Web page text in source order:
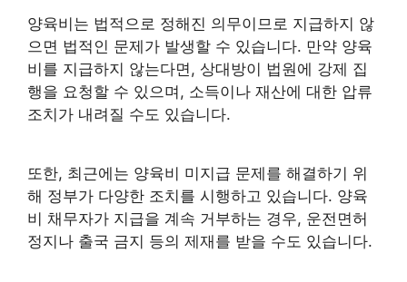
양육비는 법적으로 정해진 의무이므로 지급하지 않
으면 법적인 문제가 발생할 수 있습니다. 만약 양육
비를 지급하지 않는다면, 상대방이 법원에 강제 집
행을 요청할 수 있으며, 소득이나 재산에 대한 압류
조치가 내려질 수도 있습니다.
또한, 최근에는 양육비 미지급 문제를 해결하기 위
해 정부가 다양한 조치를 시행하고 있습니다. 양육
비 채무자가 지급을 계속 거부하는 경우, 운전면허
정지나 출국 금지 등의 제재를 받을 수도 있습니다.